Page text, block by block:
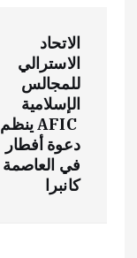
ص
الاتحاد
الاسترالي
للمجالس
الإسلامية
AFIC ينظم
دعوة أفطار
في العاصمة
كانبرا